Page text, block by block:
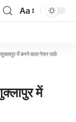
Aa
में बनने वाला नेचर पार्क
में